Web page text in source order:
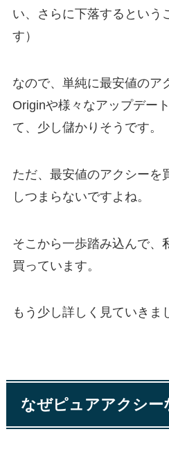
い、さらに下落するという
す）
なので、単純に最安値のア
Originや様々なアップデー
て、少し儲かりそうです。
ただ、最安値のアクシーを
しつまらないですよね。
そこから一歩踏み込んで、
買っています。
もう少し詳しく見ていきま
なぜピュアアクシー